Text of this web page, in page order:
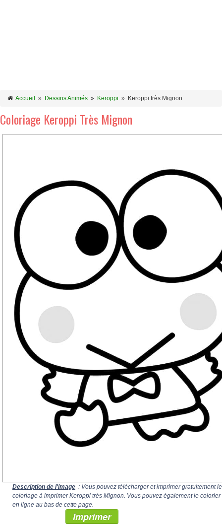
Accueil » Dessins Animés » Keroppi » Keroppi très Mignon
Coloriage Keroppi Très Mignon
Description de l'image : Vous pouvez télécharger et imprimer gratuitement le
coloriage à imprimer Keroppi très Mignon. Vous pouvez également le colorier
en ligne au bas de cette page.
Imprimer